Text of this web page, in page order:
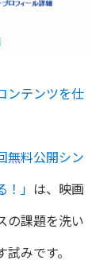
ンテンツを仕
無料公開シン
」 は、映画
の課題を洗い
みです。